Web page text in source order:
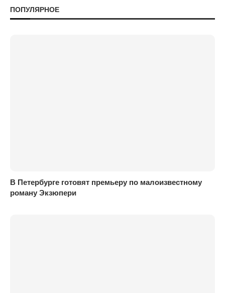
ПОПУЛЯРНОЕ
В Петербурге готовят премьеру по малоизвестному
роману Экзюпери